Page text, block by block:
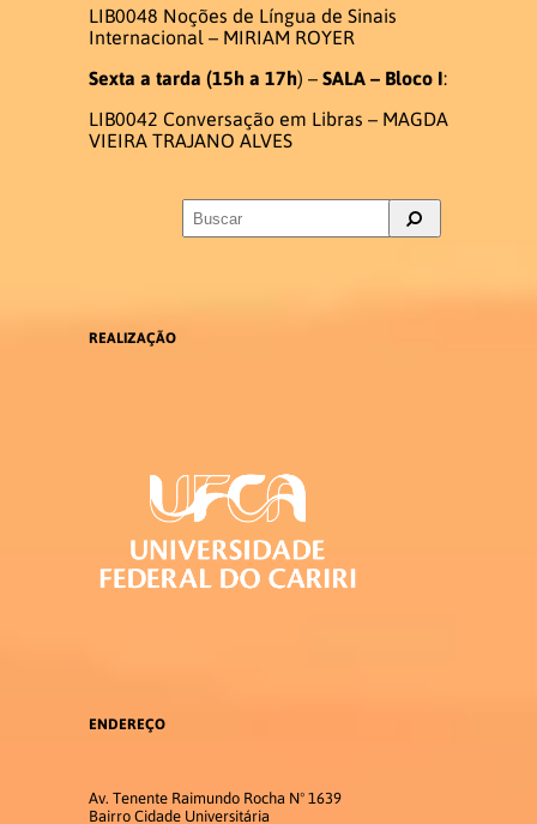
LIB0048 Noções de Língua de Sinais
Internacional – MIRIAM ROYER
Sexta a tarda (15h a 17h) – SALA – Bloco I:
LIB0042 Conversação em Libras – MAGDA
VIEIRA TRAJANO ALVES
REALIZAÇÃO
ENDEREÇO
Av. Tenente Raimundo Rocha Nº 1639
Bairro Cidade Universitária